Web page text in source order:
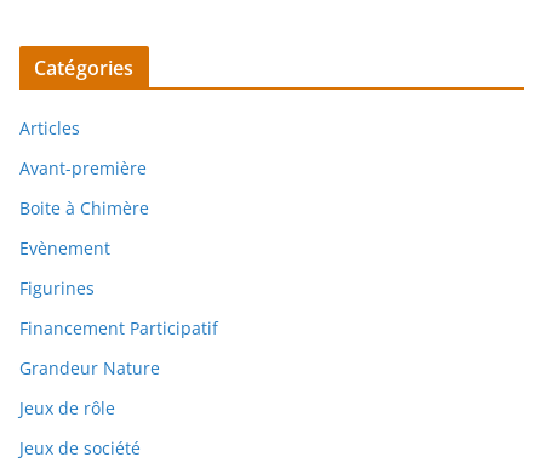
Catégories
Articles
Avant-première
Boite à Chimère
Evènement
Figurines
Financement Participatif
Grandeur Nature
Jeux de rôle
Jeux de société